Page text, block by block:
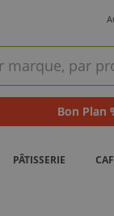
Bon Plan
PÂTISSERIE